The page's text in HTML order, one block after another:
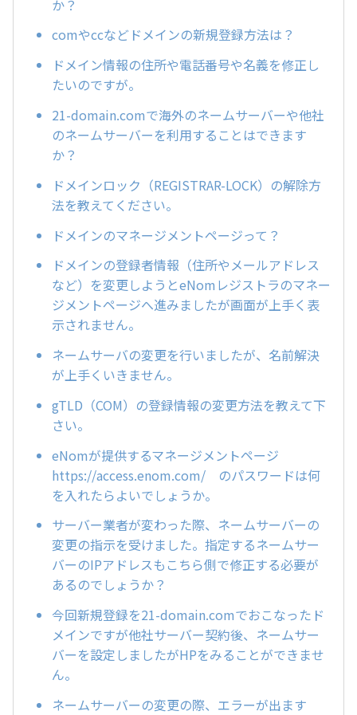
か？
comやccなどドメインの新規登録方法は？
ドメイン情報の住所や電話番号や名義を修正し
たいのですが。
21-domain.comで海外のネームサーバーや他社
のネームサーバーを利用することはできます
か？
ドメインロック（REGISTRAR-LOCK）の解除方
法を教えてください。
ドメインのマネージメントページって？
ドメインの登録者情報（住所やメールアドレス
など）を変更しようとeNomレジストラのマネー
ジメントページへ進みましたが画面が上手く表
示されません。
ネームサーバの変更を行いましたが、名前解決
が上手くいきません。
gTLD（COM）の登録情報の変更方法を教えて下
さい。
eNomが提供するマネージメントページ
https://access.enom.com/ のパスワードは何
を入れたらよいでしょうか。
サーバー業者が変わった際、ネームサーバーの
変更の指示を受けました。指定するネームサー
バーのIPアドレスもこちら側で修正する必要が
あるのでしょうか？
今回新規登録を21-domain.comでおこなったド
メインですが他社サーバー契約後、ネームサー
バーを設定しましたがHPをみることができませ
ん。
ネームサーバーの変更の際、エラーが出ます